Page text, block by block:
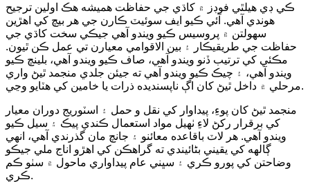
ڪي ڊي هيلٿي فوڊز ۾ کاڌي جي حفاظت هميشه هڪ اولين ترجيح
هوندي آهي. آئي ڪيو ايف سوئيٽ ڪارن جي هر بيچ کي اهڙين
سهولتن ۾ پروسيس ڪيو ويندو آهي جيڪي سخت کاڌي جي
حفاظت جي طريقيڪار ۽ بين الاقوامي معيارن تي عمل ڪن ٿيون.
مڪئي کي ترتيب ڏنو ويندو آهي، صاف ڪيو ويندو آهي، بلينچ ڪيو
ويندو آهي، ۽ چيڪ ڪيو ويندو آهي ته جيئن جلدي منجمد ٿيڻ واري
مرحلي ۾ داخل ٿيڻ کان اڳ ناپسنديده ذرات يا خامين کي هٽايو وڃي.
منجمد ٿيڻ کان پوءِ، پيداوار کي نقل و حمل ۽ اسٽوريج دوران معيار
کي برقرار رکڻ لاءِ ٺهيل مواد استعمال ڪندي پيڪ ۽ سيل ڪيو
ويندو آهي. هر لاٽ باقاعده معائنو ۽ جانچ مان گذرندي آهي، انهي
ڳالهه کي يقيني بڻائيندي ته گراهڪن کي اهڙو اناج ملي جيڪو
وضاحتن کي پورو ڪري ۽ سڀني عام پيداواري ماحول ۾ سٺو ڪم
ڪري.